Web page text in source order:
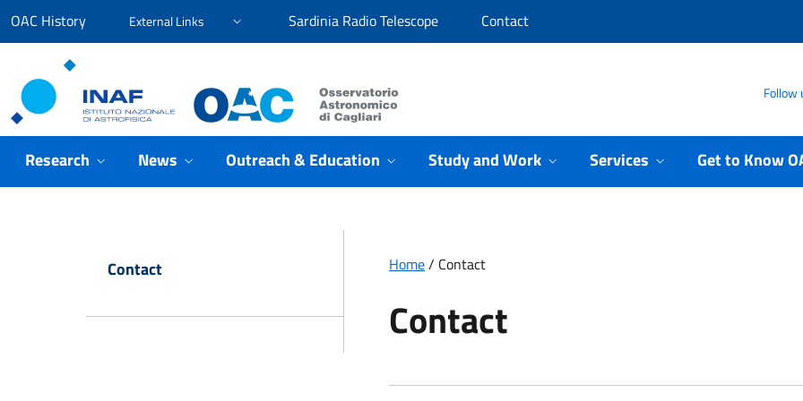
Go to content
Go to the navigation menu
Go to the footer
OAC History External Links Sardinia Radio Telescope Contact
Osservatorio Astronomico Cagliari Follow
Research News Outreach & Education Study and Work Services Get to Know
Contact Home/ Contact
Contact